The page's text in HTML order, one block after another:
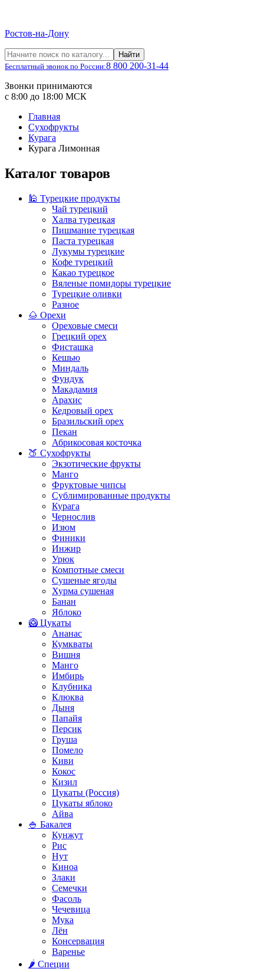
Ростов-на-Дону
Найти
Бесплатный звонок по России:8 800 200-31-44
Звонки принимаются
с 8:00 до 18:00 МСК
Главная
Сухофрукты
Курага
Курага Лимонная
Каталог товаров
🕌 Турецкие продукты
Чай турецкий
Халва турецкая
Пишмание турецкая
Паста турецкая
Лукумы турецкие
Кофе турецкий
Какао турецкое
Вяленые помидоры турецкие
Турецкие оливки
Разное
🌰 Орехи
Ореховые смеси
Грецкий орех
Фисташка
Кешью
Миндаль
Фундук
Макадамия
Арахис
Кедровый орех
Бразильский орех
Пекан
Абрикосовая косточка
🍑 Сухофрукты
Экзотические фрукты
Манго
Фруктовые чипсы
Сублимированные продукты
Курага
Чернослив
Изюм
Финики
Инжир
Урюк
Компотные смеси
Сушеные ягоды
Хурма сушеная
Банан
Яблоко
🥝 Цукаты
Ананас
Кумкваты
Вишня
Манго
Имбирь
Клубника
Клюква
Дыня
Папайя
Персик
Груша
Помело
Киви
Кокос
Кизил
Цукаты (Россия)
Цукаты яблоко
Айва
🍚 Бакалея
Кунжут
Рис
Нут
Киноа
Злаки
Семечки
Фасоль
Чечевица
Мука
Лён
Консервация
Варенье
🌶️ Специи